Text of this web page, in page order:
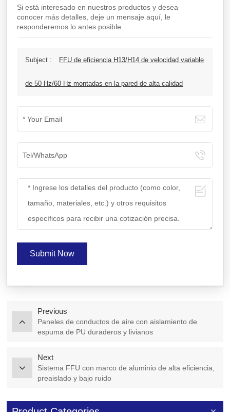
Si está interesado en nuestros productos y desea
conocer más detalles, deje un mensaje aquí, le
responderemos lo antes posible.
Subject : FFU de eficiencia H13/H14 de velocidad variable
de 50 Hz/60 Hz montadas en la pared de alta calidad
Submit Now
Previous
Paneles de conductos de aire con aislamiento de
espuma de PU duraderos y livianos
Next
Sistema FFU con marco de aluminio de alta eficiencia,
preaislado y bajo ruido